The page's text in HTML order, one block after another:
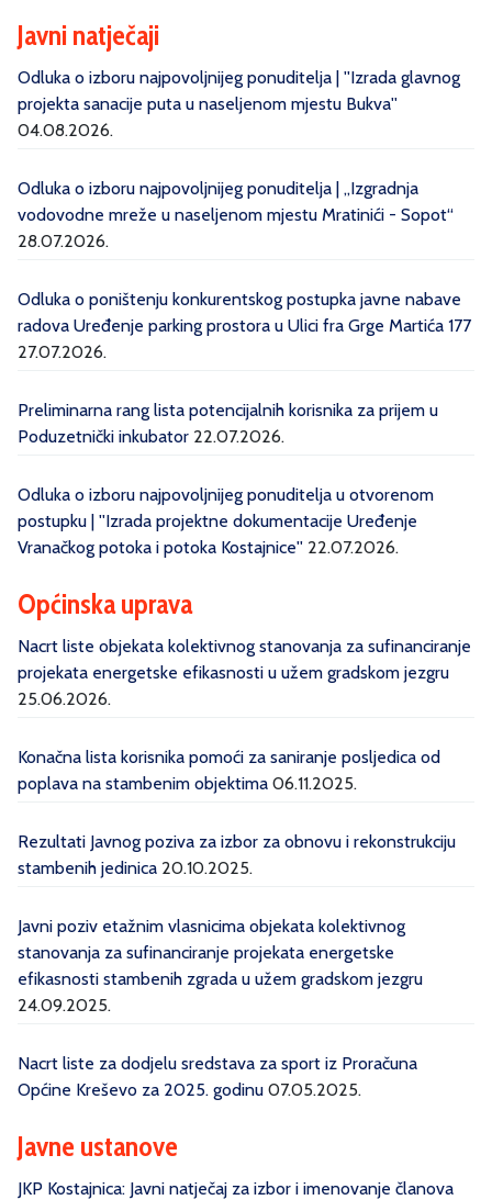
Javni natječaji
Odluka o izboru najpovoljnijeg ponuditelja | ''Izrada glavnog
projekta sanacije puta u naseljenom mjestu Bukva''
04.08.2026.
Odluka o izboru najpovoljnijeg ponuditelja | „Izgradnja
vodovodne mreže u naseljenom mjestu Mratinići - Sopot“
28.07.2026.
Odluka o poništenju konkurentskog postupka javne nabave
radova Uređenje parking prostora u Ulici fra Grge Martića 177
27.07.2026.
Preliminarna rang lista potencijalnih korisnika za prijem u
Poduzetnički inkubator 22.07.2026.
Odluka o izboru najpovoljnijeg ponuditelja u otvorenom
postupku | ''Izrada projektne dokumentacije Uređenje
Vranačkog potoka i potoka Kostajnice'' 22.07.2026.
Općinska uprava
Nacrt liste objekata kolektivnog stanovanja za sufinanciranje
projekata energetske efikasnosti u užem gradskom jezgru
25.06.2026.
Konačna lista korisnika pomoći za saniranje posljedica od
poplava na stambenim objektima 06.11.2025.
Rezultati Javnog poziva za izbor za obnovu i rekonstrukciju
stambenih jedinica 20.10.2025.
Javni poziv etažnim vlasnicima objekata kolektivnog
stanovanja za sufinanciranje projekata energetske
efikasnosti stambenih zgrada u užem gradskom jezgru
24.09.2025.
Nacrt liste za dodjelu sredstava za sport iz Proračuna
Općine Kreševo za 2025. godinu 07.05.2025.
Javne ustanove
JKP Kostajnica: Javni natječaj za izbor i imenovanje članova